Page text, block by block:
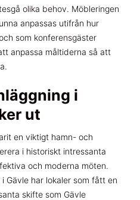
olika behov. Möbleringen
anpassas utifrån hur
som konferensgäster
anpassa måltiderna så att
i
ut
en viktigt hamn- och
i historiskt intressanta
och moderna möten.
Gävle har lokaler som fått en
skifte som Gävle